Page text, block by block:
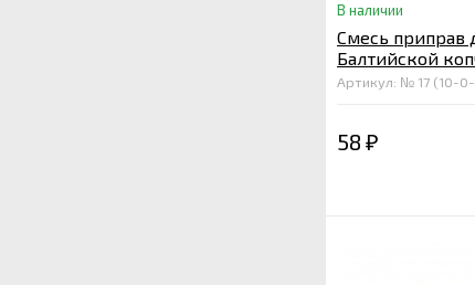
В наличии
Смесь приправ
Балтийской
колбасы к пиву
Артикул: № 17 (10-
58 ₽